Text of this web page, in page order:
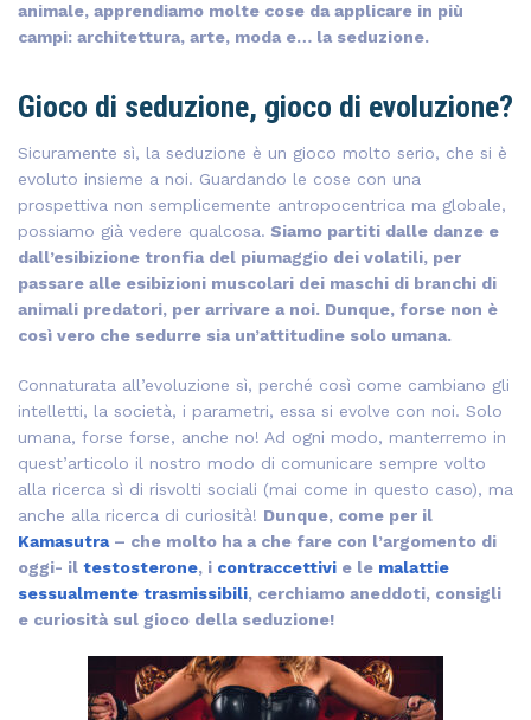
animale, apprendiamo molte cose da applicare in più
campi: architettura, arte, moda e… la seduzione.
Gioco di seduzione, gioco di evoluzione?
Sicuramente sì, la seduzione è un gioco molto serio, che si è
evoluto insieme a noi. Guardando le cose con una
prospettiva non semplicemente antropocentrica ma globale,
possiamo già vedere qualcosa. Siamo partiti dalle danze e
dall’esibizione tronfia del piumaggio dei volatili, per
passare alle esibizioni muscolari dei maschi di branchi di
animali predatori, per arrivare a noi. Dunque, forse non è
così vero che sedurre sia un’attitudine solo umana.
Connaturata all’evoluzione sì, perché così come cambiano gli
intelletti, la società, i parametri, essa si evolve con noi. Solo
umana, forse forse, anche no! Ad ogni modo, manterremo in
quest’articolo il nostro modo di comunicare sempre volto
alla ricerca sì di risvolti sociali (mai come in questo caso), ma
anche alla ricerca di curiosità! Dunque, come per il
Kamasutra– che molto ha a che fare con l’argomento di
oggi- il testosterone, i contraccettivi e le malattie
sessualmente trasmissibili, cerchiamo aneddoti, consigli
e curiosità sul gioco della seduzione!